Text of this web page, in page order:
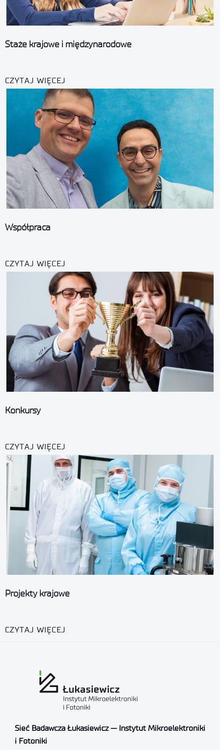
Staże krajowe i międzynarodowe
CZYTAJ WIĘCEJ
Współpraca
CZYTAJ WIĘCEJ
Konkursy
CZYTAJ WIĘCEJ
Projekty krajowe
CZYTAJ WIĘCEJ
Sieć Badawcza Łukasiewicz — Instytut Mikroelektroniki
i Fotoniki